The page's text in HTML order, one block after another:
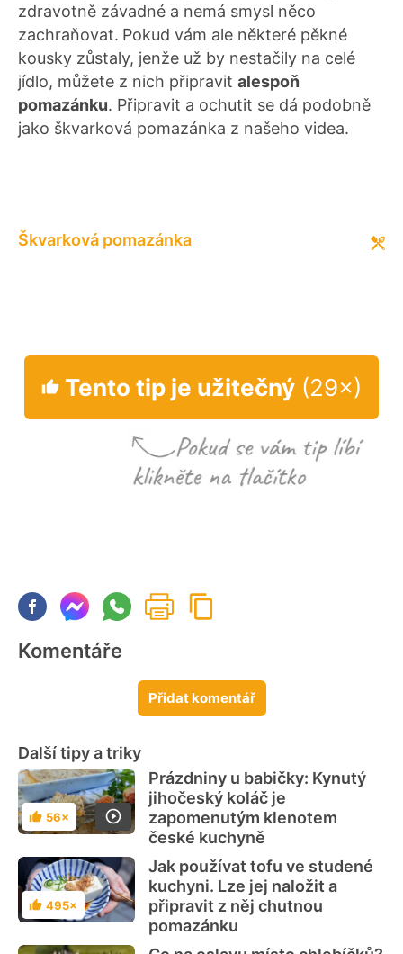
zdravotně závadné a nemá smysl něco
zachraňovat. Pokud vám ale některé pěkné
kousky zůstaly, jenže už by nestačily na celé
jídlo, můžete z nich připravit alespoň
pomazánku. Připravit a ochutit se dá podobně
jako škvarková pomazánka z našeho videa.
Škvarková pomazánka
Tento tip je užitečný (29×)
Komentáře
Přidat komentář
Další tipy a triky
Hodnocení
56×
Prázdniny u babičky: Kynutý
jihočeský koláč je
zapomenutým klenotem
české kuchyně
Hodnocení
495×
Jak používat tofu ve studené
kuchyni. Lze jej naložit a
připravit z něj chutnou
pomazánku